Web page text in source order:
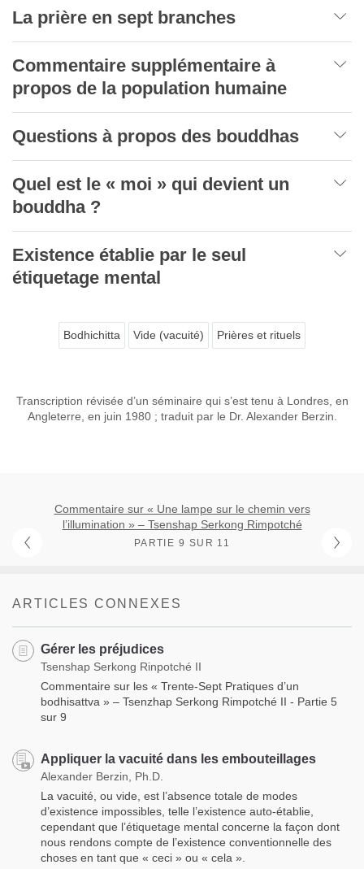
La prière en sept branches
Commentaire supplémentaire à
propos de la population humaine
Questions à propos des bouddhas
Quel est le « moi » qui devient un
bouddha ?
Existence établie par le seul
étiquetage mental
Bodhichitta Vide (vacuité) Prières et rituels
Transcription révisée d’un séminaire qui s’est tenu à Londres, en
Angleterre, en juin 1980 ; traduit par le Dr. Alexander Berzin.
Commentaire sur « Une lampe sur le chemin vers
l’illumination » – Tsenshap Serkong Rimpotché
PARTIE 9 SUR 11
ARTICLES CONNEXES
Gérer les préjudices
Tsenshap Serkong Rinpotché II
Commentaire sur les « Trente-Sept Pratiques d’un
bodhisattva » – Tsenzhap Serkong Rimpotché II - Partie 5
sur 9
Appliquer la vacuité dans les embouteillages
Alexander Berzin, Ph.D.
La vacuité, ou vide, est l’absence totale de modes
d’existence impossibles, telle l’existence auto-établie,
cependant que l’étiquetage mental concerne la façon dont
nous rendons compte de l’existence conventionnelle des
choses en tant que « ceci » ou « cela ».